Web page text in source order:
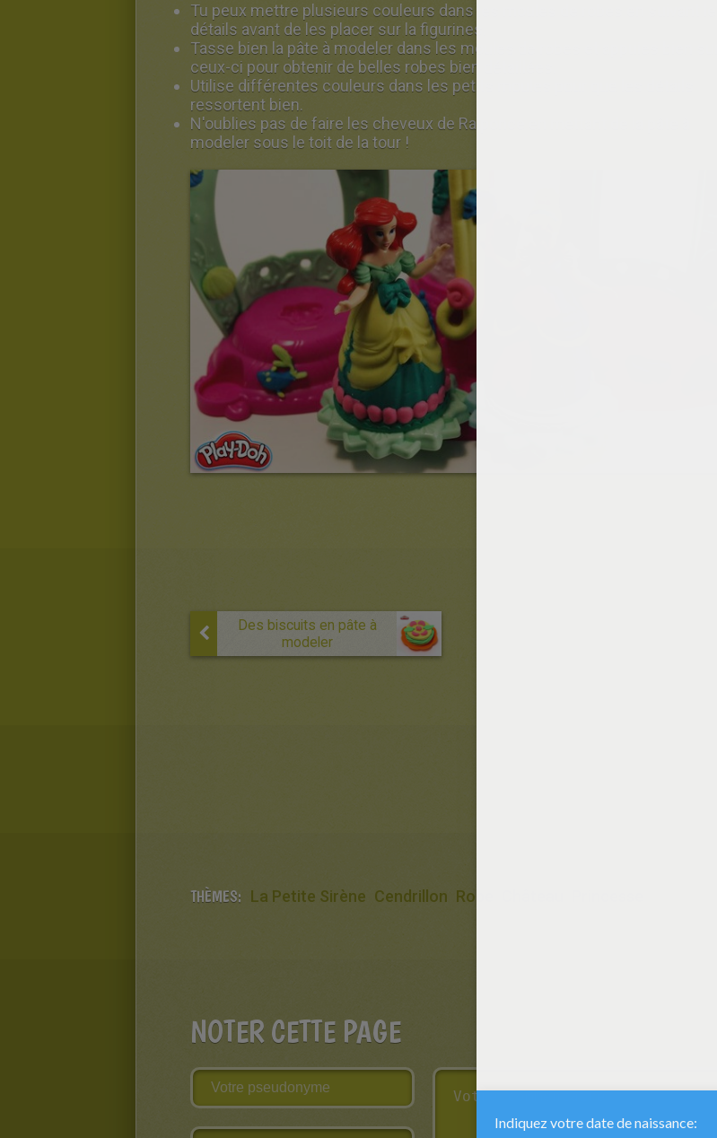
Tu peux mettre plusieurs couleurs dans les moules de robes en suivant les
détails avant de les placer sur la figurines.
Tasse bien la pâte à modeler dans les moules de robes et appuies bien sur
ceux-ci pour obtenir de belles robes bien détaillées.
Utilise différentes couleurs dans les petits moules pour que les détails
ressortent bien.
N'oublies pas de faire les cheveux de Raiponce en mettant de la pâte à
modeler sous le toit de la tour !
Des biscuits en pâte à
modeler
THÈMES: La Petite Sirène Cendrillon Robe
NOTER CETTE PAGE